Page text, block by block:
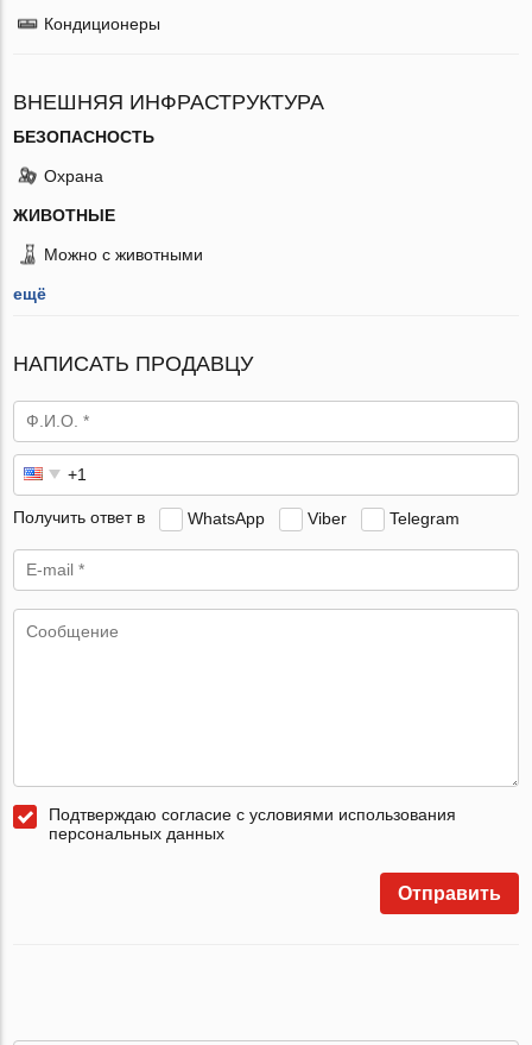
Кондиционеры
ВНЕШНЯЯ ИНФРАСТРУКТУРА
БЕЗОПАСНОСТЬ
Охрана
ЖИВОТНЫЕ
Можно с животными
ещё
НАПИСАТЬ ПРОДАВЦУ
Получить ответ в WhatsApp Viber Telegram
Подтверждаю согласие с условиями использования
персональных данных
Отправить